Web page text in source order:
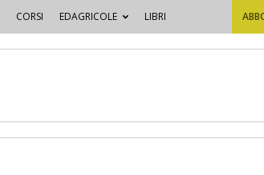
CORSI EDAGRICOLE LIBRI